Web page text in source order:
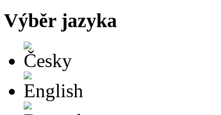
Výběr jazyka